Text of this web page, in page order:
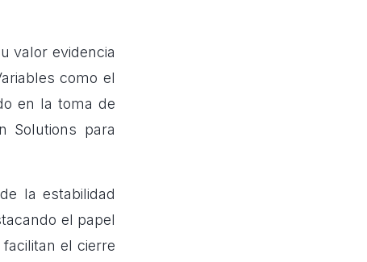
valor evidencia
como el
en la toma de
Solutions para
la estabilidad
el papel
el cierre